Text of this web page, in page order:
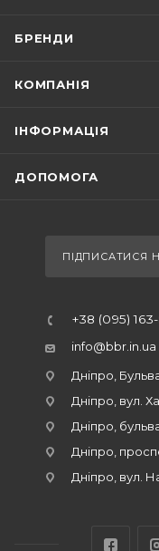
БРЕНДИ
КОМПАНІЯ
ІНФОРМАЦІЯ
ДОПОМОГА
ПІДПИСАТИСЯ
+38 (095)
info@bbr.in.ua
Дніпро,
Дніпро, вул.
Дніпро,
Дніпро,
Дніпро, вул.